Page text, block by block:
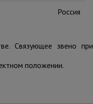
Россия
Связующее звено при
положении.